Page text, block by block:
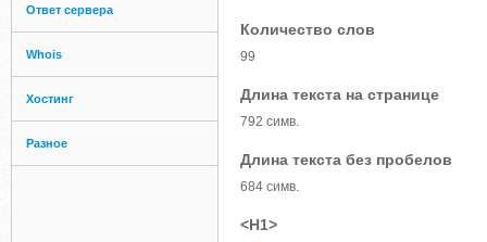
Ответ сервера
Whois
Хостинг
Разное
Количество слов
99
Длина текста на странице
792 симв.
Длина текста без пробелов
684 симв.
<H1>